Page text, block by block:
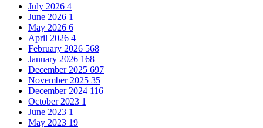
July 2026 4
June 2026 1
May 2026 6
April 2026 4
February 2026 568
January 2026 168
December 2025 697
November 2025 35
December 2024 116
October 2023 1
June 2023 1
May 2023 19